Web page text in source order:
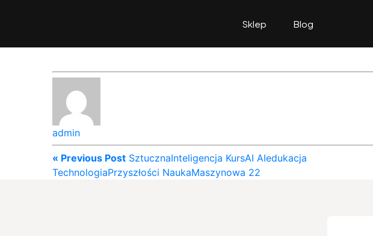
Sklep Blog
admin
« Previous Post SztucznaInteligencja KursAI AIedukacja
TechnologiaPrzyszłości NaukaMaszynowa 22